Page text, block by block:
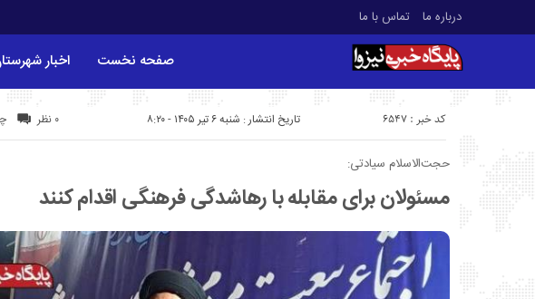
درباره ما تماس با ما
صفحه نخست اخبار
تاریخ انتشار : شنبه ۶ تیر ۱۴۰۵ - ۸:۲۰ کد خبر : 6547 ۰ نظر
حجت‌الاسلام سیادتی:
مسئولان برای مقابله با رهاشدگی فرهنگی اقدام کنند